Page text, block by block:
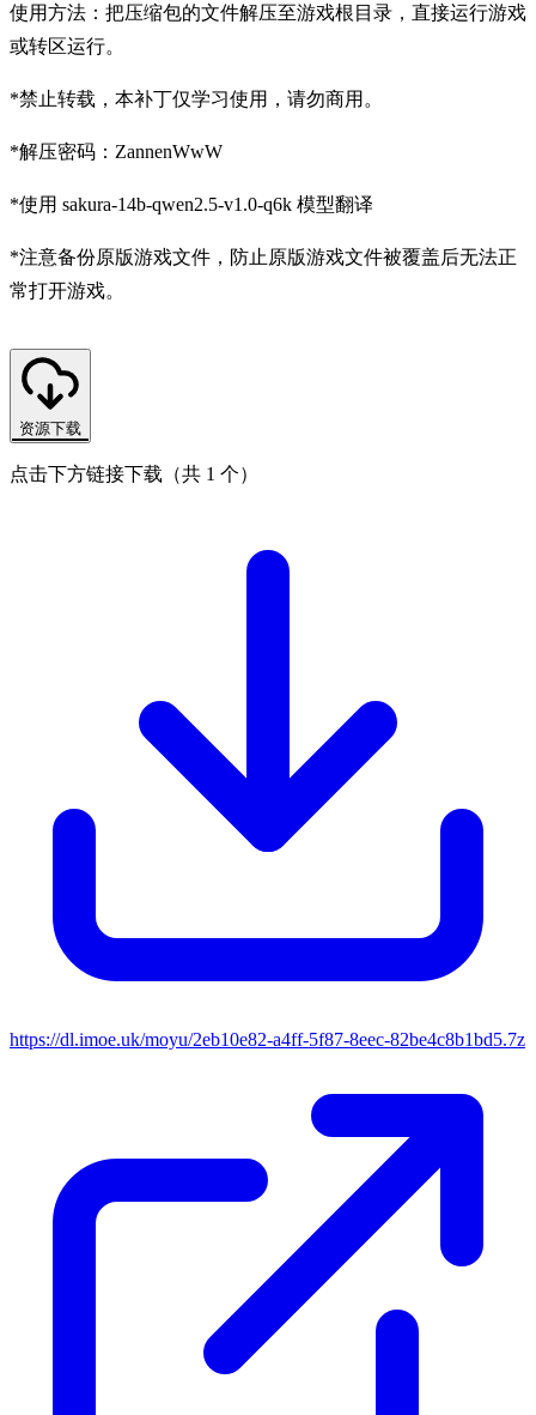
使用方法：把压缩包的文件解压至游戏根目录，直接运行游戏
或转区运行。
*禁止转载，本补丁仅学习使用，请勿商用。
*解压密码：ZannenWwW
*使用 sakura-14b-qwen2.5-v1.0-q6k 模型翻译
*注意备份原版游戏文件，防止原版游戏文件被覆盖后无法正
常打开游戏。
资源下载
点击下方链接下载（共 1 个）
https://dl.imoe.uk/moyu/2eb10e82-a4ff-5f87-8eec-82be4c8b1bd5.7z